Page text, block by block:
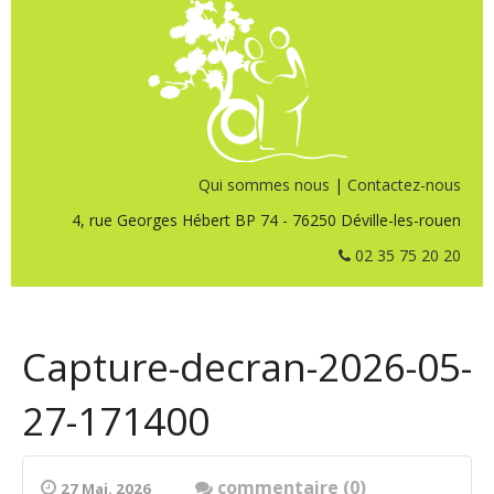
Qui sommes nous | Contactez-nous
4, rue Georges Hébert BP 74 - 76250 Déville-les-rouen
02 35 75 20 20
Capture-decran-2026-05-
27-171400
27 Mai. 2026
commentaire (0)